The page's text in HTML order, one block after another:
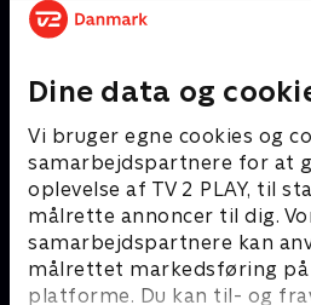
Dine data og
Vi bruger egne cookies og
samarbejdspartnere for at
oplevelse af TV 2 PLAY, til
målrette annoncer til dig.
samarbejdspartnere kan
målrettet markedsføring på
platforme. Du kan til- og
Politiet tæt på
Dokumentar • 3 sæsoner